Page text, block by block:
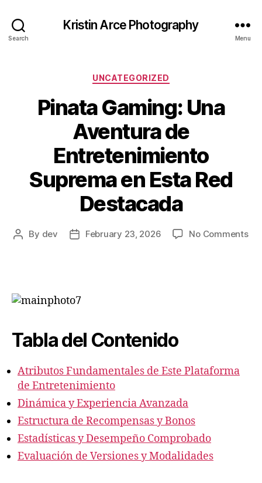
Search
Kristin Arce Photography
Menu
Categories
UNCATEGORIZED
Pinata Gaming: Una
Aventura de
Entretenimiento
Suprema en Esta Red
Destacada
Post
By dev
PostFebruary 23, 2026 No Commentson
Tabla del Contenido
Atributos Fundamentales de Este Plataforma
de Entretenimiento
Dinámica y Experiencia Avanzada
Estructura de Recompensas y Bonos
Estadísticas y Desempeño Comprobado
Evaluación de Versiones y Modalidades